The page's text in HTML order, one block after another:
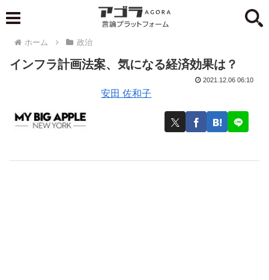
ホーム 政治
インフラ計画法案、気になる経済効果は？
安田 佐和子
2021.12.06 06:10